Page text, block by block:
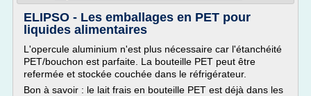
ELIPSO - Les emballages en PET pour
liquides alimentaires
L'opercule aluminium n'est plus nécessaire car l'étanchéité
PET/bouchon est parfaite. La bouteille PET peut être
refermée et stockée couchée dans le réfrigérateur.
Bon à savoir : le lait frais en bouteille PET est déjà dans les